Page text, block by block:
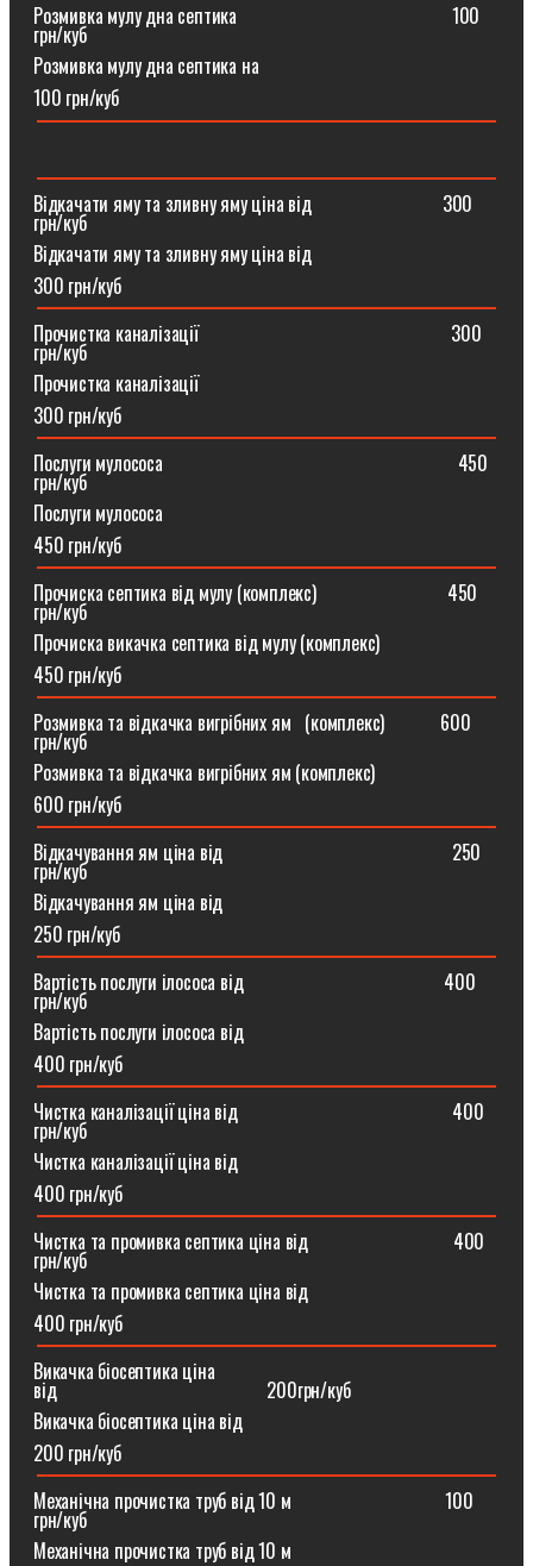
Розмивка мулу дна септика ⠀⠀⠀⠀⠀⠀⠀⠀⠀⠀⠀⠀⠀⠀⠀100
грн/куб
Розмивка мулу дна септика на
100 грн/куб
Відкачати яму та зливну яму ціна від ⠀⠀⠀⠀⠀⠀⠀⠀⠀300
грн/куб
Відкачати яму та зливну яму ціна від
300 грн/куб
Прочистка каналізації⠀⠀⠀⠀⠀⠀⠀⠀⠀⠀⠀⠀⠀⠀⠀⠀⠀⠀300
грн/куб
Прочистка каналізації
300 грн/куб
Послуги мулососа⠀⠀⠀⠀⠀⠀⠀⠀⠀⠀⠀⠀⠀⠀⠀⠀⠀⠀⠀⠀⠀450
грн/куб
Послуги мулососа
450 грн/куб
Прочиска септика від мулу (комплекс) ⠀⠀⠀⠀⠀⠀⠀⠀⠀450
грн/куб
Прочиска викачка септика від мулу (комплекс)
450 грн/куб
Розмивка та відкачка вигрібних ям⠀(комплекс)⠀⠀⠀⠀600
грн/куб
Розмивка та відкачка вигрібних ям (комплекс)⠀
600 грн/куб
Відкачування ям ціна від ⠀⠀⠀⠀⠀⠀⠀⠀⠀⠀⠀⠀⠀⠀⠀⠀250
грн/куб
Відкачування ям ціна від
250 грн/куб
Вартість послуги ілососа від ⠀⠀⠀⠀⠀⠀⠀⠀⠀⠀⠀⠀⠀⠀400
грн/куб
Вартість послуги ілососа від
400 грн/куб
Чистка каналізації ціна від ⠀⠀⠀⠀⠀⠀⠀⠀⠀⠀⠀⠀⠀⠀⠀400
грн/куб
Чистка каналізації ціна від
400 грн/куб
Чистка та промивка септика ціна від ⠀⠀⠀⠀⠀⠀⠀⠀⠀⠀400
грн/куб
Чистка та промивка септика ціна від
400 грн/куб
Викачка біосептика ціна
від⠀⠀⠀⠀⠀⠀⠀⠀⠀⠀⠀⠀⠀⠀⠀200грн/куб
Викачка біосептика ціна від
200 грн/куб
Механічна прочистка труб від 10 м⠀⠀⠀⠀⠀⠀⠀⠀⠀⠀⠀100
грн/куб
Механічна прочистка труб від 10 м